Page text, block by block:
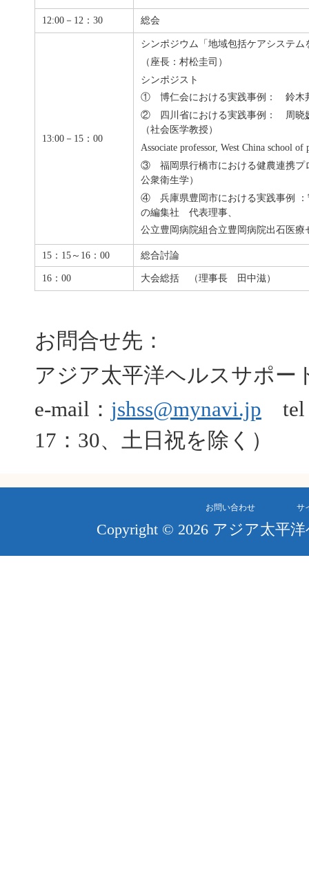
12:00－12：30 総会
13:00－15：00
シンポジウム「地域包括ケアシステム
（座長：村松圭司）
シンポジスト
① 博仁会における実践事例： 鈴木
② 四川省における実践事例： 周晓
（社会医学教授）
Associate professor, West China school
③ 福岡県行橋市における健農連携プ
公衆衛生学）
④ 兵庫県豊岡市における実践事例 ：
の編集社 代表理事、
公立豊岡病院組合立豊岡病院出石医療
15：15～16：00 総合討論
16：00 大会総括 （理事長 田中滋）
お問合せ先：
アジア太平洋ヘルスサポー
e-mail： jshss@mynavi.jp tel
17：30、土日祝を除く）
お問い合わせ サ
Copyright © 2026 アジア太平